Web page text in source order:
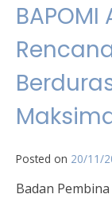
Posted on 20/11/
Badan